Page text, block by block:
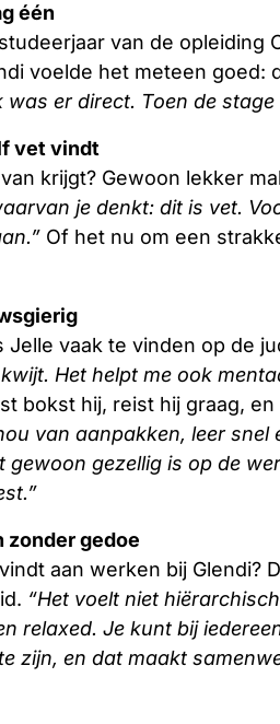
één
van de opleiding
voelde het meteen
was er direct. Toen de
vet vindt
krijgt? Gewoon lekker
je denkt: dit is vet.
Of het nu om een
Jelle vaak te vinden op de
Het helpt me ook
bokst hij, reist hij graag,
van aanpakken, leer snel
gewoon gezellig is op de
zonder gedoe
aan werken bij Glendi?
“Het voelt niet
relaxed. Je kunt bij
zijn, en dat maakt